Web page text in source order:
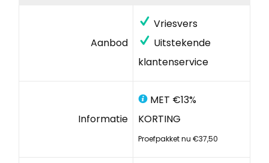
Aanbod
Vriesvers
Uitstekende
klantenservice
Informatie
MET €13%
KORTING
Proefpakket nu €37,50